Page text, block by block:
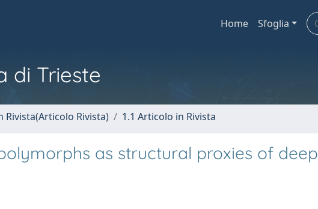
Home Sfoglia
di Trieste
Rivista(Articolo Rivista) 1.1 Articolo in Rivista
as structural proxies of deep